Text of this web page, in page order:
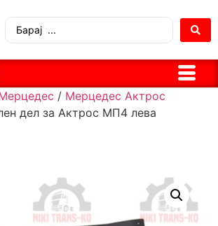
/ Мерцедес Актрос
дел за Актрос МП4 лева